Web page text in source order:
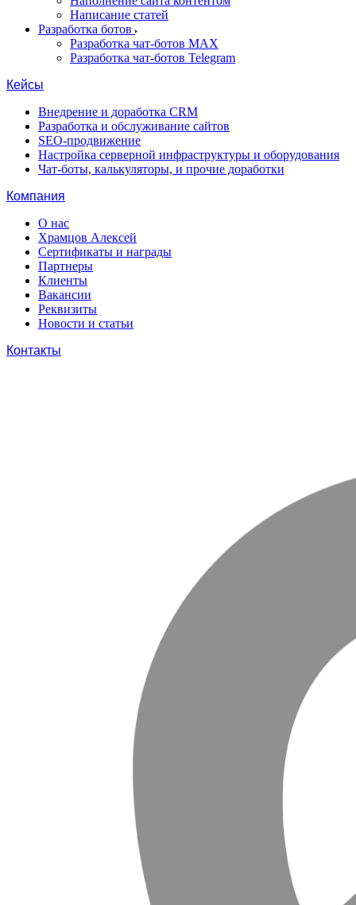
Написание статей
Разработка ботов
Разработка чат-ботов MAX
Разработка чат-ботов Telegram
Кейсы
Внедрение и доработка CRM
Разработка и обслуживание сайтов
SEO-продвижение
Настройка серверной инфраструктуры и оборудования
Чат-боты, калькуляторы, и прочие доработки
Компания
О нас
Храмцов Алексей
Сертификаты и награды
Партнеры
Клиенты
Вакансии
Реквизиты
Новости и статьи
Контакты